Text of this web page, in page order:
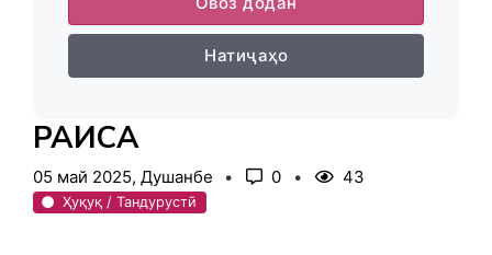
Натиҷаҳо
РАИСА
05 май 2025, Душанбе 0 43
Ҳуқуқ / Тандурустӣ